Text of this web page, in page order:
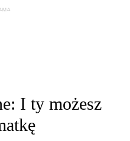
I ty możesz